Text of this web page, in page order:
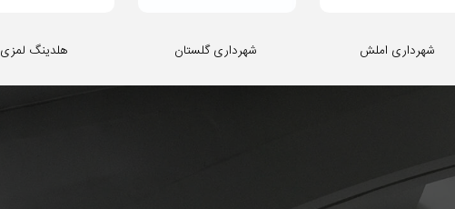
هلدینگ لمزی شهرداری گلستان شهرداری املش